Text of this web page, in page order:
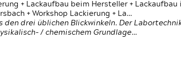
+ Lackaufbau beim Hersteller + Lackaufbau
+ Workshop Lackierung + La…
drei üblichen Blickwinkeln. Der
/ chemischem Grundlage…